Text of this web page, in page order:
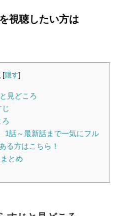
視聴したい方は
[隠す]
見どころ
1話～最新話まで一気にフル
る方はこちら！
とめ